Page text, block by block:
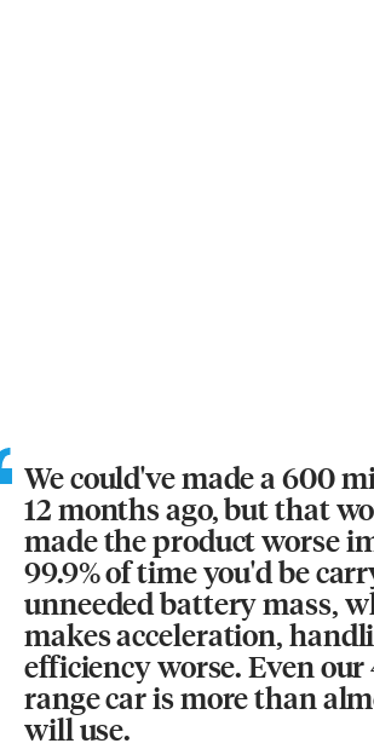
We could've made a 600
12 months ago, but that
made the product worse
99.9% of time you'd be
unneeded battery mass,
makes acceleration,
efficiency worse. Even
range car is more than
will use.